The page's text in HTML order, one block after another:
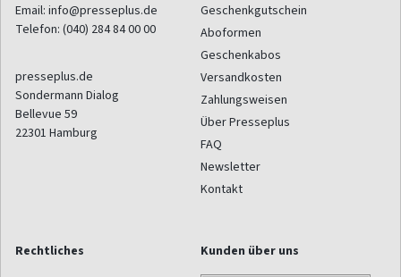
Email: info@presseplus.de
Telefon: (040) 284 84 00 00
presseplus.de
Sondermann Dialog
Bellevue 59
22301 Hamburg
Geschenkgutschein
Aboformen
Geschenkabos
Versandkosten
Zahlungsweisen
Über Presseplus
FAQ
Newsletter
Kontakt
Rechtliches
Kunden über uns